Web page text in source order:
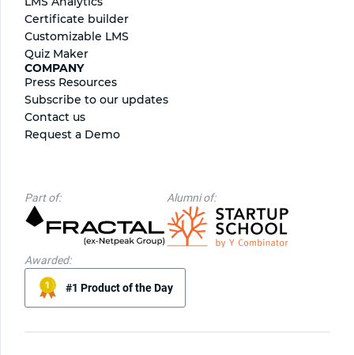
Certificate builder
Сustomizable LMS
Quiz Maker
COMPANY
Press Resources
Subscribe to our updates
Contact us
Request a Demo
Part of: Alumni of:
Awarded:
#1 Product of the Day